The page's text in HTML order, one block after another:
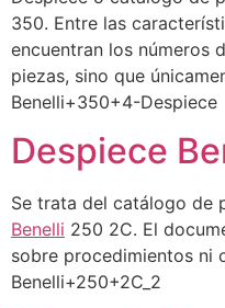
350. Entre las
encuentran los números
piezas, sino que
Benelli+350+4-Despiece
Despiece
Se trata del catálogo de
Benelli 250 2C. El
sobre procedimientos ni
Benelli+250+2C_2